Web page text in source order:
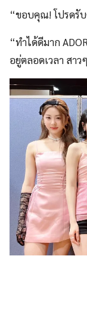
“ขอบคุณ! โปรดรั
“ทำได้ดีมาก
อยู่ตลอดเวลา สาว